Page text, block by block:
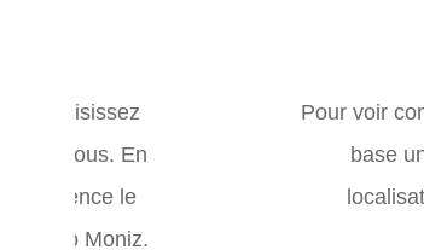
choisissez
ci-dessous. En
évidence le
Porto Moniz.
Pour voir
base